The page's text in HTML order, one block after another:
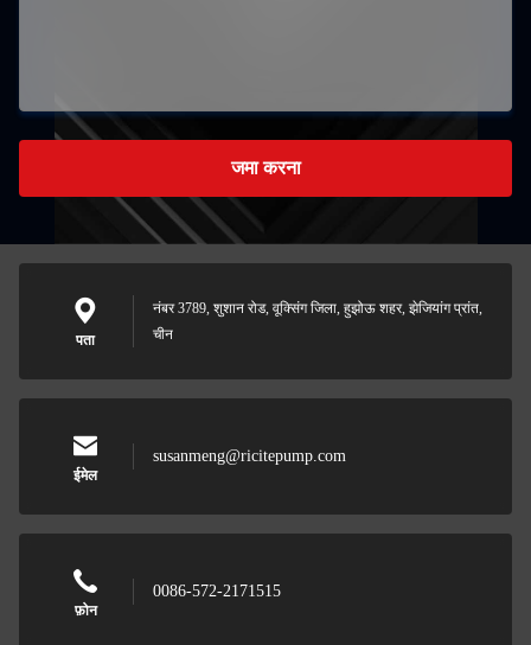
जमा करना
पता
नंबर 3789, शुशान रोड, वूक्सिंग जिला, हुझोऊ शहर, झेजियांग प्रांत,
चीन
ईमेल
susanmeng@ricitepump.com
फ़ोन
0086-572-2171515